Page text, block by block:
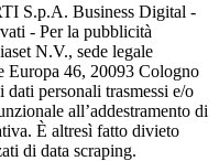
S.p.A. Business Digital -
- Per la pubblicità
N.V., sede legale
Europa 46, 20093 Cologno
personali trasmessi e/o
all’addestramento di
È altresì fatto divieto
di data scraping.